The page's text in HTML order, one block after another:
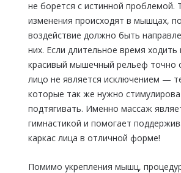
не борется с истинной проблемой.
изменения происходят в мышцах,
воздействие должно быть
них. Если длительное время ходить
красивый мышечный рельеф точно
лицо не является исключением —
которые так же нужно
подтягивать. Именно массаж
гимнастикой и помогает
каркас лица в отличной форме!
Помимо укрепления мышц,